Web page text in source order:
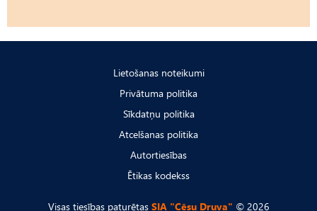
Lietošanas noteikumi
Privātuma politika
Sīkdatņu politika
Atcelšanas politika
Autortiesības
Ētikas kodekss
Visas tiesības paturētas SIA "Cēsu Druva" © 2026